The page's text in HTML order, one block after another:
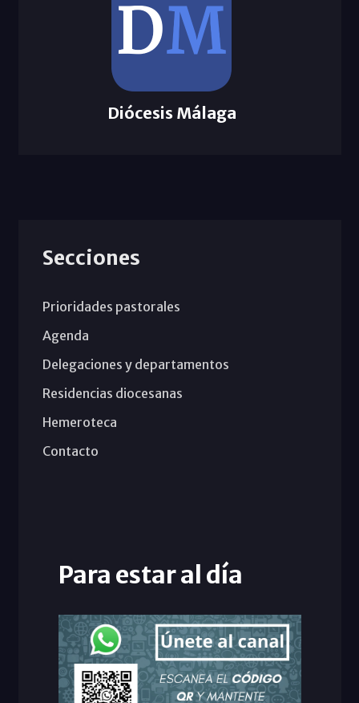
Diócesis Málaga
Secciones
Prioridades pastorales
Agenda
Delegaciones y departamentos
Residencias diocesanas
Hemeroteca
Contacto
Para estar al día